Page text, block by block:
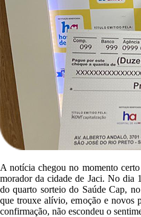
A notícia chegou no momento
morador da cidade de Jaci. No dia
do quarto sorteiodo Saúde Cap,
que trouxe alívio, emoção e novos
confirmação, não escondeu o